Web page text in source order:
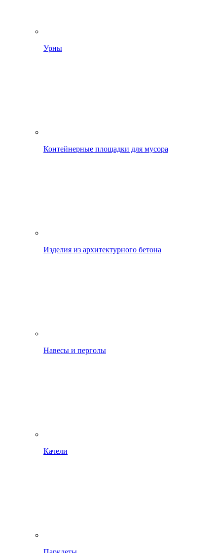
Урны
Контейнерные площадки для мусора
Изделия из архитектурного бетона
Навесы и перголы
Качели